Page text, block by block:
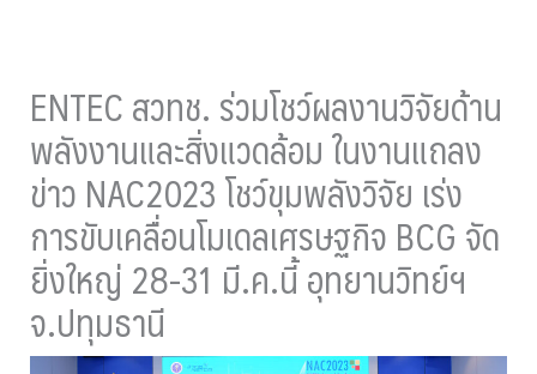
ENTEC สวทช. ร่วมโชว์ผลงานวิจัยด้าน
พลังงานและสิ่งแวดล้อม ในงานแถลง
ข่าว NAC2023 โชว์ขุมพลังวิจัย เร่ง
การขับเคลื่อนโมเดลเศรษฐกิจ BCG จัด
ยิ่งใหญ่ 28-31 มี.ค.นี้ อุทยานวิทย์ฯ
จ.ปทุมธานี